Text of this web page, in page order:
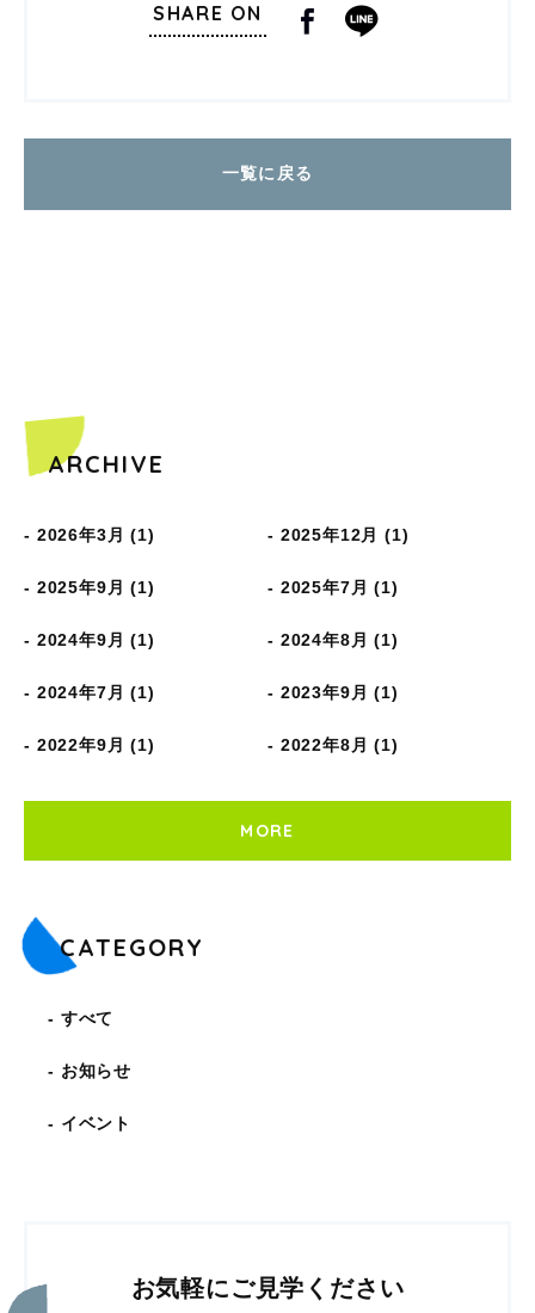
SHARE ON
一覧に戻る
ARCHIVE
2026年3月 (1) 2025年12月 (1)
2025年9月 (1) 2025年7月 (1)
2024年9月 (1) 2024年8月 (1)
2024年7月 (1) 2023年9月 (1)
2022年9月 (1) 2022年8月 (1)
MORE
CATEGORY
すべて
お知らせ
イベント
お気軽にご見学ください